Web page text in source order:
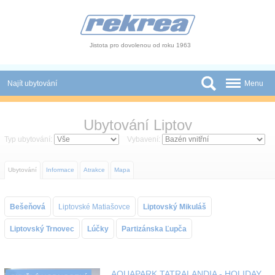
Jistota pro dovolenou od roku 1963
Najít ubytování
Slevy a Last Minute
Atrakce
Menu
Ubytování Liptov
Typ ubytování: Vybavení:
Ubytování Informace Atrakce Mapa
Bešeňová Liptovské Matiašovce Liptovský Mikuláš
Liptovský Trnovec Lúčky Partizánska Ľupča